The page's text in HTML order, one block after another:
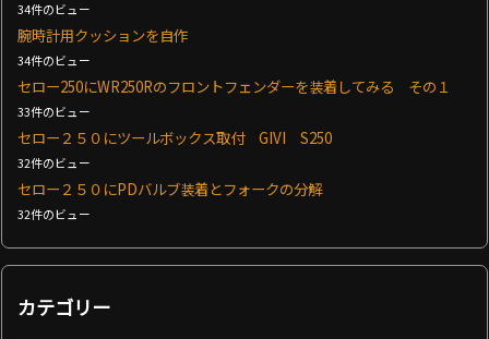
34件のビュー
腕時計用クッションを自作
34件のビュー
セロー250にWR250Rのフロントフェンダーを装着してみる その１
33件のビュー
セロー２５０にツールボックス取付 GIVI S250
32件のビュー
セロー２５０にPDバルブ装着とフォークの分解
32件のビュー
カテゴリー